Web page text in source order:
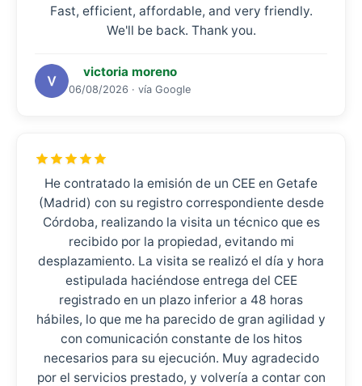
Fast, efficient, affordable, and very friendly.
We'll be back. Thank you.
victoria moreno
06/08/2026 · vía Google
He contratado la emisión de un CEE en Getafe
(Madrid) con su registro correspondiente desde
Córdoba, realizando la visita un técnico que es
recibido por la propiedad, evitando mi
desplazamiento. La visita se realizó el día y hora
estipulada haciéndose entrega del CEE
registrado en un plazo inferior a 48 horas
hábiles, lo que me ha parecido de gran agilidad y
con comunicación constante de los hitos
necesarios para su ejecución. Muy agradecido
por el servicios prestado, y volvería a contar con